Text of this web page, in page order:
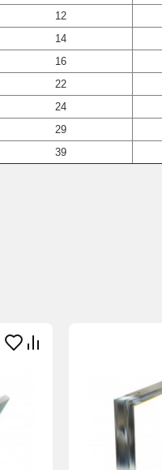
12
14
16
22
24
29
39